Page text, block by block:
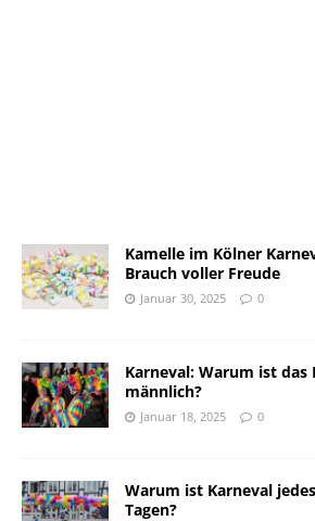
Kamelle im Kölner
Brauch voller Freude
Januar 30, 2025 0
Karneval: Warum ist das
männlich?
Januar 18, 2025 0
Warum ist Karneval
Tagen?